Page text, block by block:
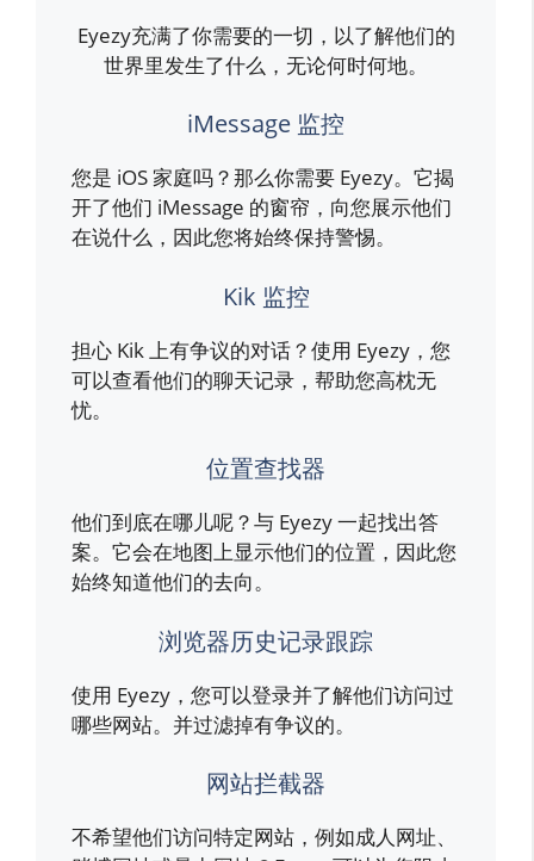
Eyezy充满了你需要的一切，以了解他们的
世界里发生了什么，无论何时何地。
iMessage 监控
您是 iOS 家庭吗？那么你需要 Eyezy。它揭
开了他们 iMessage 的窗帘，向您展示他们
在说什么，因此您将始终保持警惕。
Kik 监控
担心 Kik 上有争议的对话？使用 Eyezy，您
可以查看他们的聊天记录，帮助您高枕无
忧。
位置查找器
他们到底在哪儿呢？与 Eyezy 一起找出答
案。它会在地图上显示他们的位置，因此您
始终知道他们的去向。
浏览器历史记录跟踪
使用 Eyezy，您可以登录并了解他们访问过
哪些网站。并过滤掉有争议的。
网站拦截器
不希望他们访问特定网站，例如成人网址、